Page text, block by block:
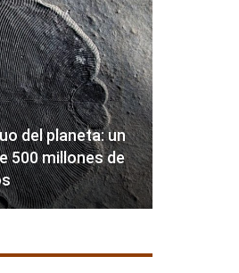
del planeta: un
500 millones de